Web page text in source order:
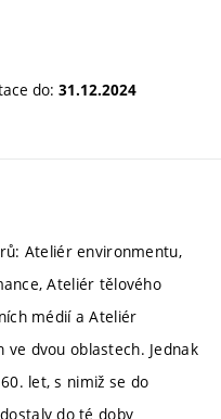
do: 31.12.2024
Ateliér environmentu,
Ateliér tělového
médií a Ateliér
dvou oblastech. Jednak
let, s nimiž se do
do té doby